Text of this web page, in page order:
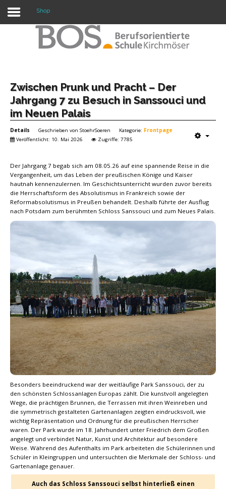
Warning: "continue" targeting switch is equivalent
Home
Profil
Termine
Mitwirkung
Kontakt
Shop
Zwischen Prunk und Pracht – Der
Jahrgang 7 zu Besuch in Sanssouci und
im Neuen Palais
Details Geschrieben von StoehrSoeren Kategorie: Frontpage
Veröffentlicht: 10. Mai 2026
Zugriffe: 7785
Der Jahrgang 7 begab sich am 08.05.26 auf eine spannende Reise in die
Vergangenheit, um das Leben der preußischen Könige und Kaiser
hautnah kennenzulernen. Im Geschichtsunterricht wurden zuvor bereits
die Herrschaftsform des Absolutismus in Frankreich sowie der
Reformabsolutismus in Preußen behandelt. Deshalb führte der Ausflug
nach Potsdam zum berühmten Schloss Sanssouci und zum Neues Palais.
Besonders beeindruckend war der weitläufige Park Sanssouci, der zu
den schönsten Schlossanlagen Europas zählt. Die kunstvoll angelegten
Wege, die prächtigen Brunnen, die Terrassen mit ihren Weinreben und
die symmetrisch gestalteten Gartenanlagen zeigten eindrucksvoll, wie
wichtig Repräsentation und Ordnung für die preußischen Herrscher
waren. Der Park wurde im 18. Jahrhundert unter Friedrich dem Großen
angelegt und verbindet Natur, Kunst und Architektur auf besondere
Weise. Während des Aufenthalts im Park arbeiteten die Schülerinnen und
Schüler in Kleingruppen und untersuchten die Merkmale der Schloss- und
Gartenanlage genauer.
Auch das Schloss Sanssouci selbst hinterließ einen